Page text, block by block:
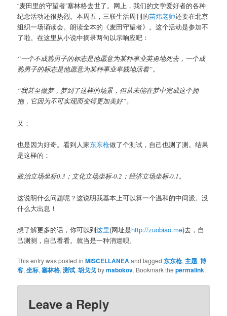
“麦田里的守望者”塞林格去世了。网上，我们的文学爱好者的各种
纪念活动还很热烈。本周五，三联生活周刊的苗炜老师还要在北京
组织一场诵读会。朗读全本的《麦田守望者》。这个活动是参加不
了啦。在这里从小说中摘录两句以示响应吧：
“一个不成熟男子的标志是他愿意为某种事业英勇地死去，一个成
熟男子的标志是他愿意为某种事业卑贱地活着”。
“我甚至做梦，梦到了这样的场景，但从未能在梦中完成这个拥
抱，它因为不可实现而变得更加美好”。
又：
也是因为好奇。看到人家东东枪做了个测试，自己也测了测。结果
是这样的：
政治立场坐标0.3；文化立场坐标-0.2；经济立场坐标-0.1。
这说明什么问题呢？这说明我基本上可以算一个温和的中间派。没
什么大出息！
想了解更多的话，你可以到这里(网址是http://zuobiao.me)去，自
己测测，自己看看。就当是一种消遣呗。
This entry was posted inMISCELLANEAand tagged东东枪,主题,博
客,坐标,塞林格,测试,胡戈戈bymabokov. Bookmark thepermalink.
Leave a Reply